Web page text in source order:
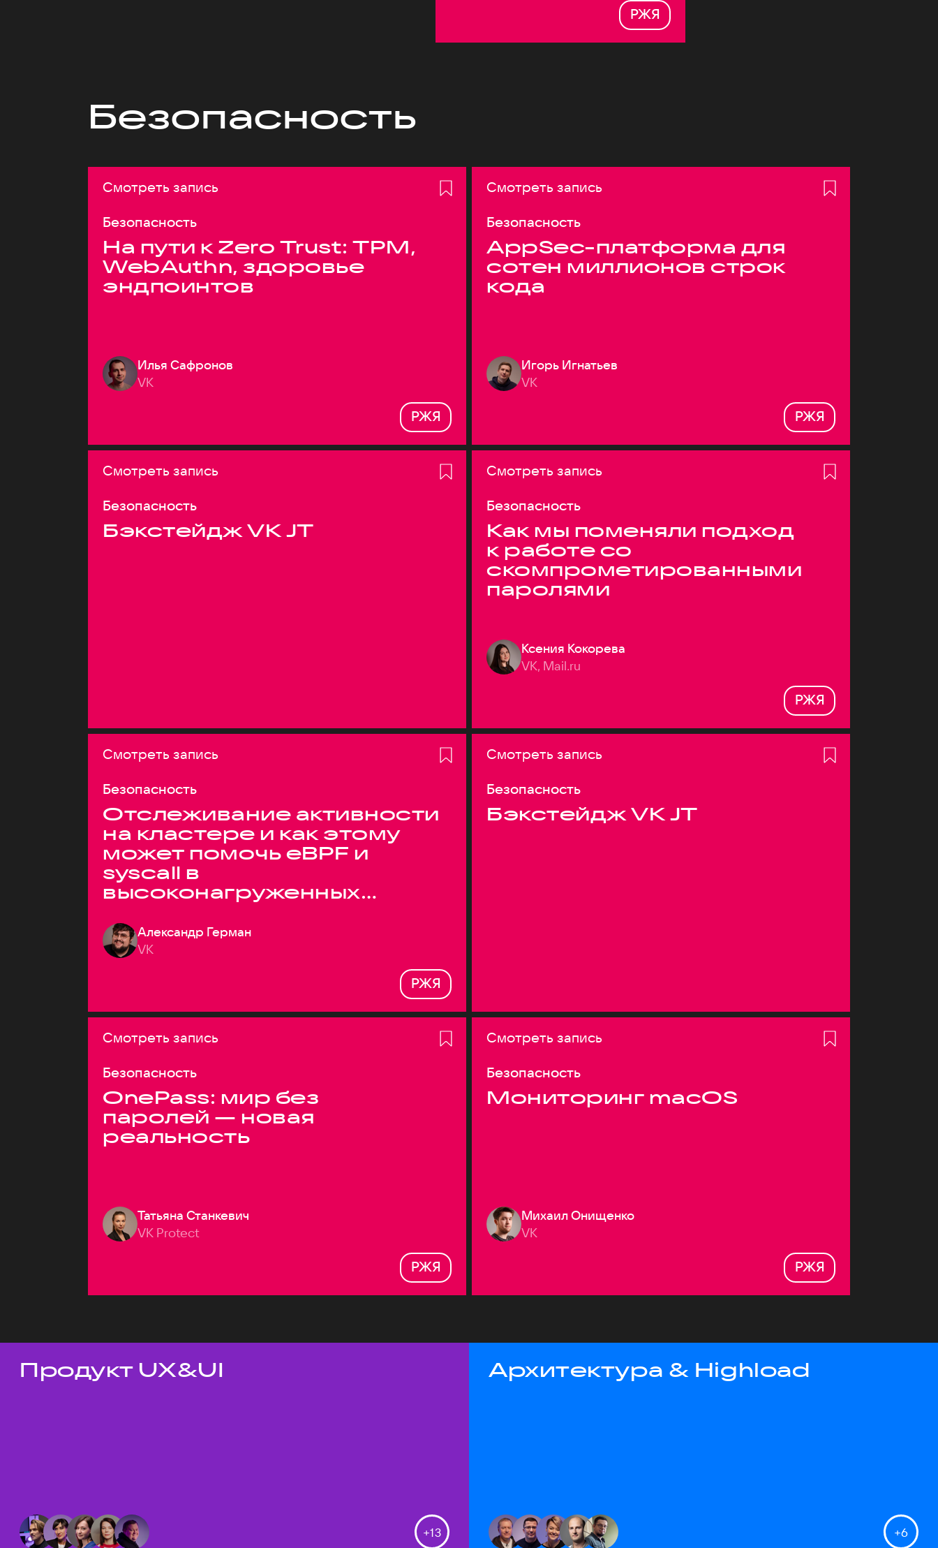
РЖЯ
Безопасность
Смотреть запись
Безопасность
На пути к Zero Trust: TPM,
WebAuthn, здоровье
эндпоинтов
Илья Сафронов
VK
РЖЯ
Смотреть запись
Безопасность
AppSec-платформа для
сотен миллионов строк
кода
Игорь Игнатьев
VK
РЖЯ
Смотреть запись
Безопасность
Бэкстейдж VK JT
Смотреть запись
Безопасность
Как мы поменяли подход
к работе со
скомпрометированными
паролями
Ксения Кокорева
VK, Mail.ru
РЖЯ
Смотреть запись
Безопасность
Отслеживание активности
на кластере и как этому
может помочь eBPF и
syscall в
высоконагруженных
Александр Герман
VK
РЖЯ
Смотреть запись
Безопасность
Бэкстейдж VK JT
Смотреть запись
Безопасность
OnePass: мир без
паролей — новая
реальность
Татьяна Станкевич
VK Protect
РЖЯ
Смотреть запись
Безопасность
Мониторинг macOS
Михаил Онищенко
VK
РЖЯ
Темы докладов
Продукт UX&UI
+13
Архитектура & Highload
+6